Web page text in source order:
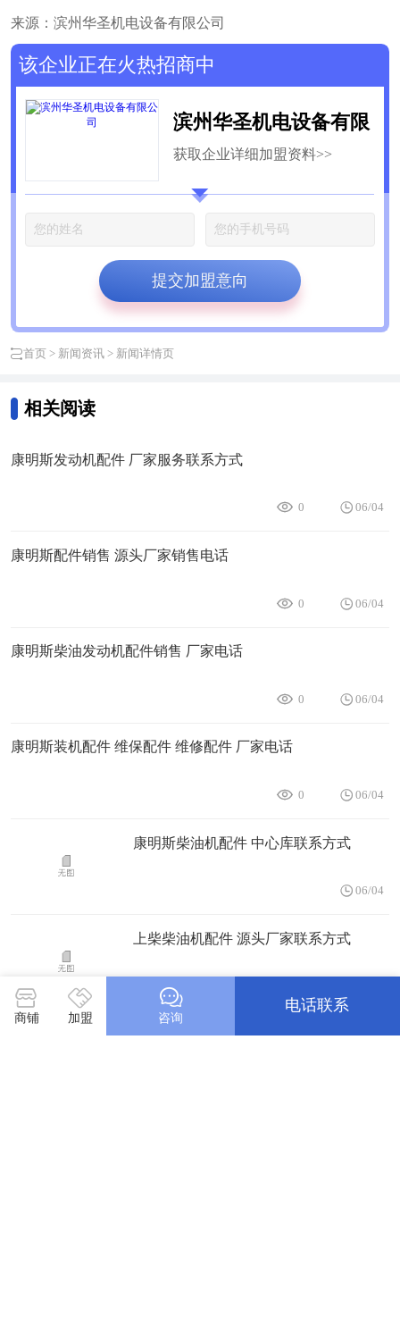
来源：滨州华圣机电设备有限公司
该企业正在火热招商中
滨州华圣机电设备有限
公司
获取企业详细加盟资料>>
提交加盟意向
首页> 新闻资讯> 新闻详情页
相关阅读
康明斯发动机配件 厂家服务联系方式
0 06/04
康明斯配件销售 源头厂家销售电话
0 06/04
康明斯柴油发动机配件销售 厂家电话
0 06/04
康明斯装机配件 维保配件 维修配件 厂家电话
0 06/04
康明斯柴油机配件 中心库联系方式
06/04
上柴柴油机配件 源头厂家联系方式
上柴发动机 柴油机配件 销售厂家电话
商铺 加盟 咨询
电话联系